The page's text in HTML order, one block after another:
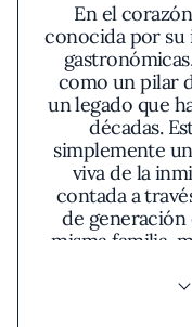
En el
conocida por su
como un pilar
un legado que
décadas.
simplemente
viva de la
contada a
de
misma familia,
1947.